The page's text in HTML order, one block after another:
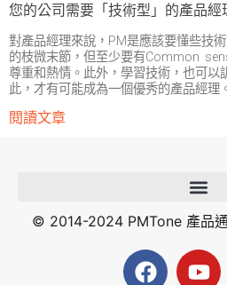
您的公司需要「技術型」的產品經
對產品經理來說，PM是應該要懂些技
的枝微末節，但至少要有Common
尊重和熱情。此外，學習技術，也可以
此，才有可能成為一個優秀的產品經理
閱讀文章
© 2014-2024 PMTone 產品